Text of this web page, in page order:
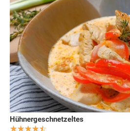
Hühnergeschnetzeltes